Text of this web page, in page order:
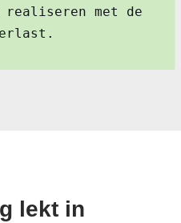
met de
lekt in